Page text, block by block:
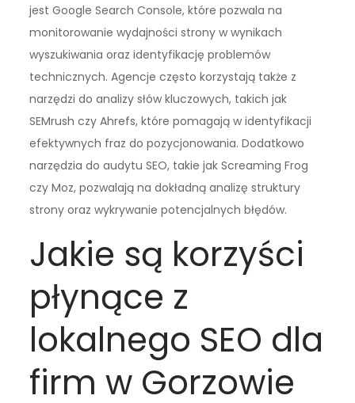
jest Google Search Console, które pozwala na
monitorowanie wydajności strony w wynikach
wyszukiwania oraz identyfikację problemów
technicznych. Agencje często korzystają także z
narzędzi do analizy słów kluczowych, takich jak
SEMrush czy Ahrefs, które pomagają w identyfikacji
efektywnych fraz do pozycjonowania. Dodatkowo
narzędzia do audytu SEO, takie jak Screaming Frog
czy Moz, pozwalają na dokładną analizę struktury
strony oraz wykrywanie potencjalnych błędów.
Jakie są korzyści
płynące z
lokalnego SEO dla
firm w Gorzowie